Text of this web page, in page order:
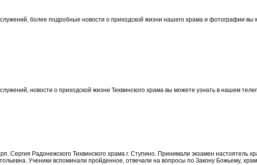
более подробные новости о приходской жизни нашего храма и фотографии вы
новости о приходской жизни Тихвинского храма вы можете узнать в нашем
Сергия Радонежского Тихвинского храма г. Ступино. Принимали экзамен настоятель
Ученики вспоминали пройденное, отвечали на вопросы по Закону Божьему,